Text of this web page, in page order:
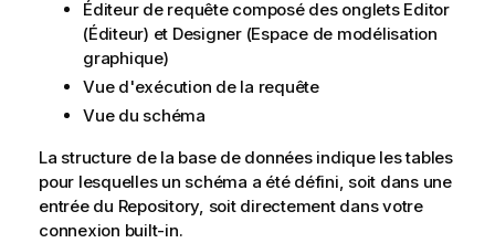
Éditeur de requête composé des onglets Editor
(Éditeur) et Designer (Espace de modélisation
graphique)
Vue d'exécution de la requête
Vue du schéma
La structure de la base de données indique les tables
pour lesquelles un schéma a été défini, soit dans une
entrée du Repository, soit directement dans votre
connexion built-in.